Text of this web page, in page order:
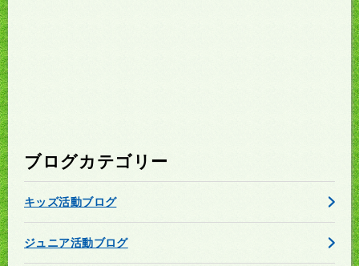
ブログカテゴリー
キッズ活動ブログ
ジュニア活動ブログ